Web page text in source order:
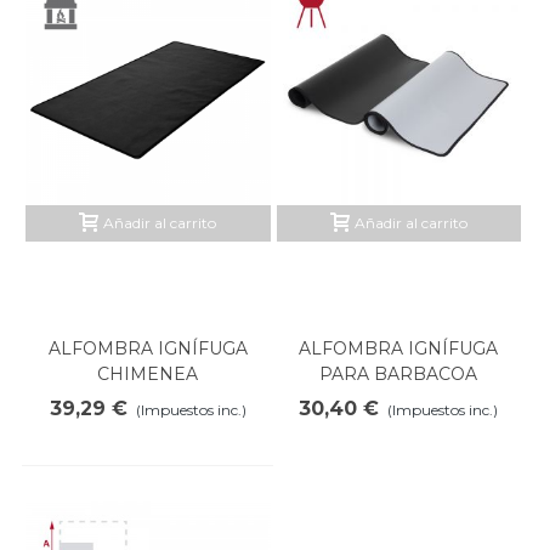
Añadir al carrito
ALFOMBRA IGNÍFUGA
CHIMENEA
39,29 € (Impuestos inc.)
Añadir al carrito
ALFOMBRA IGNÍFUGA
PARA BARBACOA
30,40 € (Impuestos inc.)